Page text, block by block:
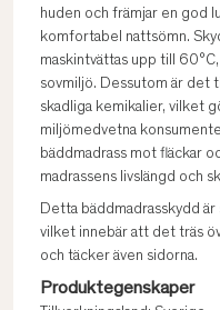
huden och främjar en god
komfortabel nattsömn.
maskintvättas upp till
sovmiljö. Dessutom är det
skadliga kemikalier, vilket
miljömedvetna
bäddmadrass mot fläckar
madrassens livslängd och
Detta bäddmadrasskydd
vilket innebär att det träs
och täcker även sidorna.
Produktegenskaper